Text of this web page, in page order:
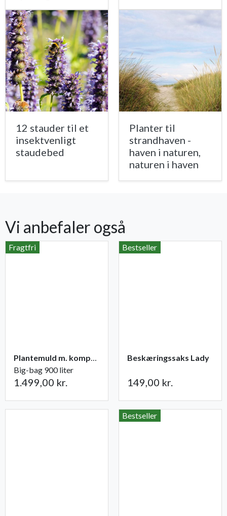
12 stauder til et
insektvenligt
staudebed
Planter til
strandhaven -
haven i naturen,
naturen i haven
Vi anbefaler også
Fragtfri
Plantemuld m. kompost fra Champost
Big-bag 900 liter
1.499,00 kr.
Bestseller
Beskæringssaks Lady
149,00 kr.
Bestseller